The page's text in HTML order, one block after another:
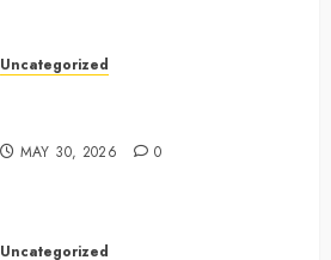
Uncategorized
MAY 30, 2026 0
Uncategorized